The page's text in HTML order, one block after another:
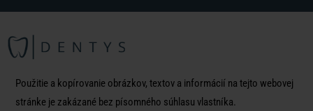
Použitie a kopírovanie obrázkov, textov a informácií na tejto webovej
stránke je zakázané bez písomného súhlasu vlastníka.